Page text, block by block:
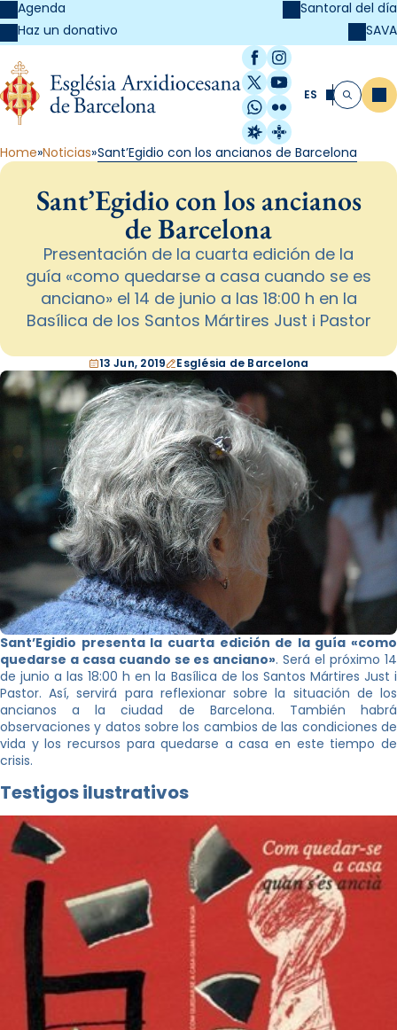
Agenda
Haz un donativo
Santoral del día
SAVA
Facebook
Instagram
X / Twitter
YouTube
WhatsApp
Flickr
Radio Estel
Catalunya
ES Buscar
Home Noticias Sant’Egidio con los ancianos de Barcelona
Sant’Egidio con los ancianos
de Barcelona
Presentación de la cuarta edición de la
guía «como quedarse a casa cuando se es
anciano» el 14 de junio a las 18:00 h en la
Basílica de los Santos Mártires Just i Pastor
13 Jun, 2019 Església de Barcelona
Sant’Egidio presenta la cuarta edición de la guía «como
quedarse a casa cuando se es anciano». Será el próximo 14
de junio a las 18:00 h en la Basílica de los Santos Mártires Just i
Pastor. Así, servirá para reflexionar sobre la situación de los
ancianos a la ciudad de Barcelona. También habrá
observaciones y datos sobre los cambios de las condiciones de
vida y los recursos para quedarse a casa en este tiempo de
crisis.
Testigos ilustrativos